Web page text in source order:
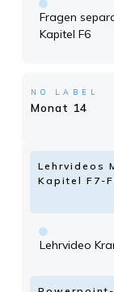
Fragen
Kapitel F6
NO LABEL
Monat 14
Lehrvideos
Kapitel F7-
Lehrvideo